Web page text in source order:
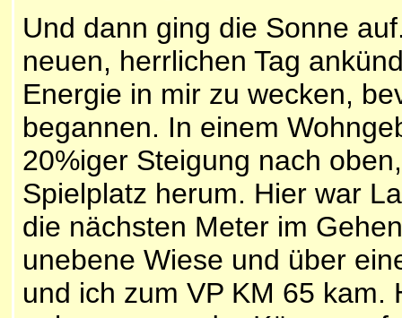
Und dann ging die Sonne
neuen, herrlichen Tag
Energie in mir zu wecken,
begannen. In einem
20%iger Steigung nach
Spielplatz herum. Hier war
die nächsten Meter im
unebene Wiese und über
und ich zum VP KM 65